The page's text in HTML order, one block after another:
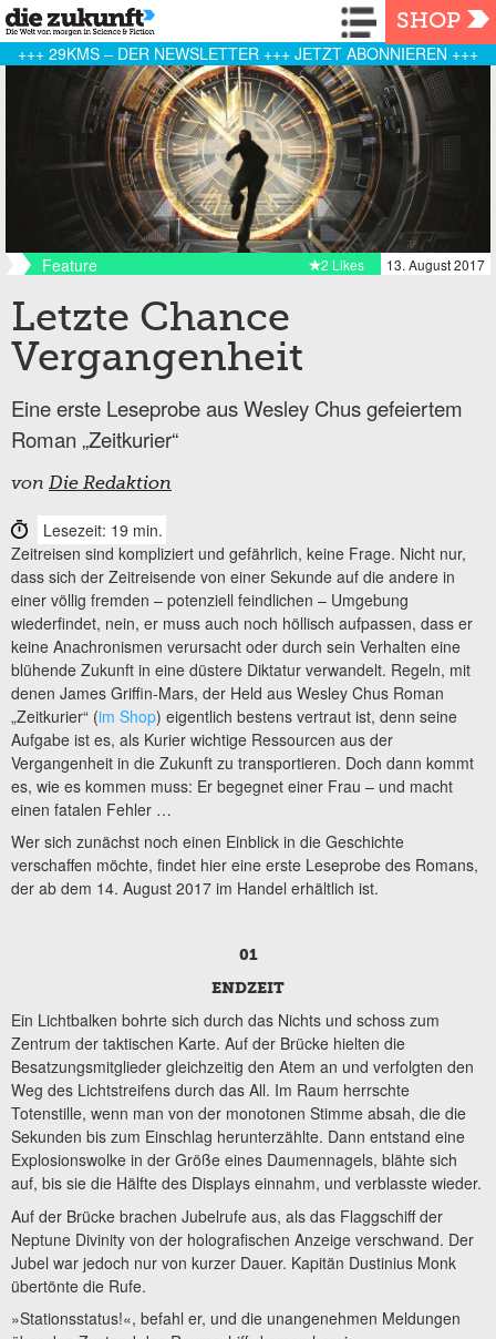
Navigation
SHOP
+++ 29KMS – DER NEWSLETTER +++ JETZT ABONNIEREN +++
Feature 13. August 2017
2 Likes
Letzte Chance
Vergangenheit
Eine erste Leseprobe aus Wesley Chus gefeiertem
Roman „Zeitkurier“
von Die Redaktion
Lesezeit: 19 min.
Zeitreisen sind kompliziert und gefährlich, keine Frage. Nicht nur,
dass sich der Zeitreisende von einer Sekunde auf die andere in
einer völlig fremden – potenziell feindlichen – Umgebung
wiederfindet, nein, er muss auch noch höllisch aufpassen, dass er
keine Anachronismen verursacht oder durch sein Verhalten eine
blühende Zukunft in eine düstere Diktatur verwandelt. Regeln, mit
denen James Griffin-Mars, der Held aus Wesley Chus Roman
„Zeitkurier“ (im Shop) eigentlich bestens vertraut ist, denn seine
Aufgabe ist es, als Kurier wichtige Ressourcen aus der
Vergangenheit in die Zukunft zu transportieren. Doch dann kommt
es, wie es kommen muss: Er begegnet einer Frau – und macht
einen fatalen Fehler …
Wer sich zunächst noch einen Einblick in die Geschichte
verschaffen möchte, findet hier eine erste Leseprobe des Romans,
der ab dem 14. August 2017 im Handel erhältlich ist.
01
ENDZEIT
Ein Lichtbalken bohrte sich durch das Nichts und schoss zum
Zentrum der taktischen Karte. Auf der Brücke hielten die
Besatzungsmitglieder gleichzeitig den Atem an und verfolgten den
Weg des Lichtstreifens durch das All. Im Raum herrschte
Totenstille, wenn man von der monotonen Stimme absah, die die
Sekunden bis zum Einschlag herunterzählte. Dann entstand eine
Explosionswolke in der Größe eines Daumennagels, blähte sich
auf, bis sie die Hälfte des Displays einnahm, und verblasste wieder.
Auf der Brücke brachen Jubelrufe aus, als das Flaggschiff der
Neptune Divinity von der holografischen Anzeige verschwand. Der
Jubel war jedoch nur von kurzer Dauer. Kapitän Dustinius Monk
übertönte die Rufe.
»Stationsstatus!«, befahl er, und die unangenehmen Meldungen